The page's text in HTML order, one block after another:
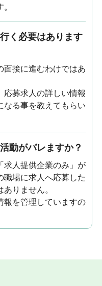
く必要はあります
面接に進むわけではあ
募求人の詳しい情報
なる事を教えてもらい
動がバレますか？
求人提供企業のみ」が
職場に求人へ応募した
りません。
報を管理していますの